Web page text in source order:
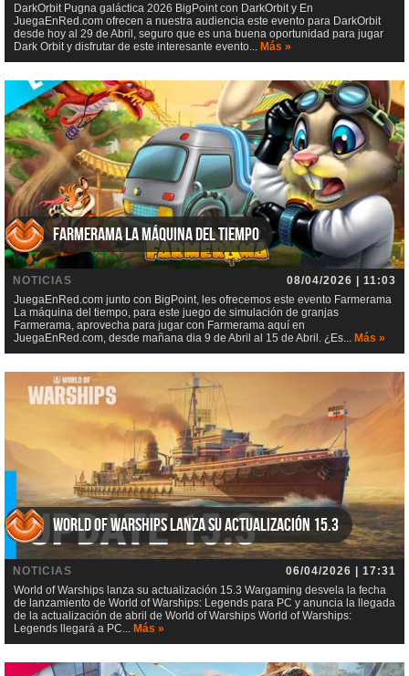
DarkOrbit Pugna galáctica 2026 BigPoint con DarkOrbit y En
JuegaEnRed.com ofrecen a nuestra audiencia este evento para DarkOrbit
desde hoy al 29 de Abril, seguro que es una buena oportunidad para jugar
Dark Orbit y disfrutar de este interesante evento... Más »
Farmerama La máquina del tiempo
NOTICIAS
08/04/2026 | 11:03
JuegaEnRed.com junto con BigPoint, les ofrecemos este evento Farmerama
La máquina del tiempo, para este juego de simulación de granjas
Farmerama, aprovecha para jugar con Farmerama aquí en
JuegaEnRed.com, desde mañana dia 9 de Abril al 15 de Abril. ¿Es... Más »
World of Warships lanza su actualización 15.3
NOTICIAS
06/04/2026 | 17:31
World of Warships lanza su actualización 15.3 Wargaming desvela la fecha
de lanzamiento de World of Warships: Legends para PC y anuncia la llegada
de la actualización de abril de World of Warships World of Warships:
Legends llegará a PC... Más »